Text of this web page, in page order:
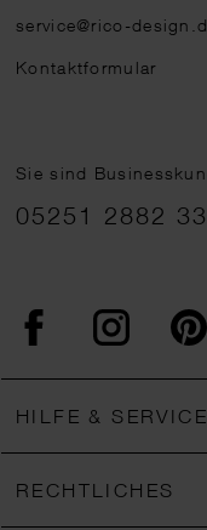
service@rico-
Kontaktformular
Sie sind
05251 2882
FacebookInstagram
HILFE & SERVICE
RECHTLICHES